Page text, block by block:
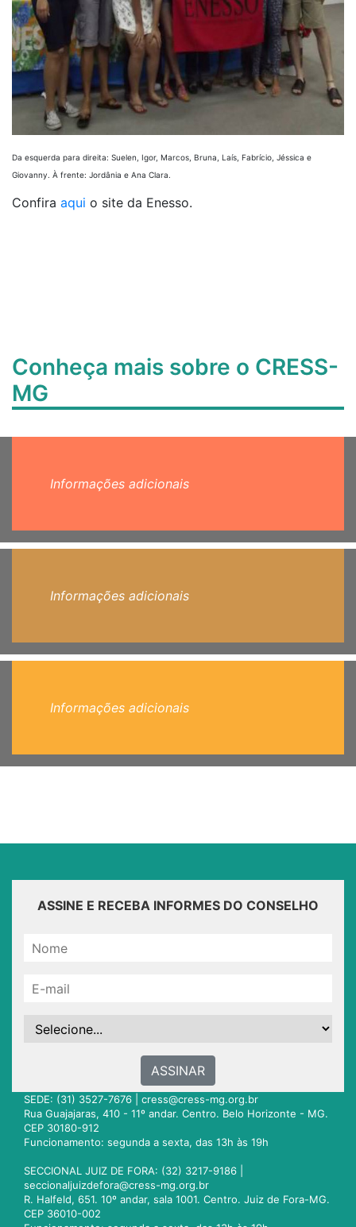
Da esquerda para direita: Suelen, Igor, Marcos, Bruna, Laís, Fabrício, Jéssica e
Giovanny. À frente: Jordânia e Ana Clara.
Confira aqui o site da Enesso.
Conheça mais sobre o CRESS-
MG
Informações adicionais
Informações adicionais
Informações adicionais
ASSINE E RECEBA INFORMES DO CONSELHO
ASSINAR
SEDE: (31) 3527-7676 | cress@cress-mg.org.br
Rua Guajajaras, 410 - 11º andar. Centro. Belo Horizonte - MG.
CEP 30180-912
Funcionamento: segunda a sexta, das 13h às 19h
SECCIONAL JUIZ DE FORA: (32) 3217-9186 |
seccionaljuizdefora@cress-mg.org.br
R. Halfeld, 651. 10º andar, sala 1001. Centro. Juiz de Fora-MG.
CEP 36010-002